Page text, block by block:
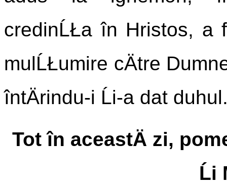
credinĹŁa în Hristos, a
mulĹŁumire cÄtre
întÄrindu-i Ĺi-a dat
Tot în aceastÄ zi,